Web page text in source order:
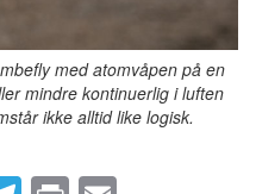
med atomvåpen på en
mindre kontinuerlig i luften
ikke alltid like logisk.